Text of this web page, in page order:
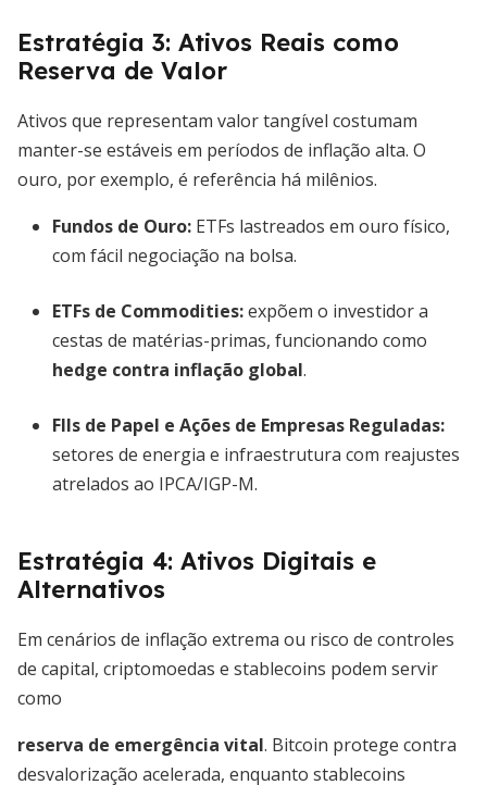
Estratégia 3: Ativos Reais como
Reserva de Valor
Ativos que representam valor tangível costumam
manter-se estáveis em períodos de inflação alta. O
ouro, por exemplo, é referência há milênios.
Fundos de Ouro: ETFs lastreados em ouro físico,
com fácil negociação na bolsa.
ETFs de Commodities:expõem o investidor a
cestas de matérias-primas, funcionando como
hedge contra inflação global.
FIIs de Papel e Ações de Empresas Reguladas:
setores de energia e infraestrutura com reajustes
atrelados ao IPCA/IGP-M.
Estratégia 4: Ativos Digitais e
Alternativos
Em cenários de inflação extrema ou risco de controles
de capital, criptomoedas e stablecoins podem servir
como
reserva de emergência vital. Bitcoin protege contra
desvalorização acelerada, enquanto stablecoins